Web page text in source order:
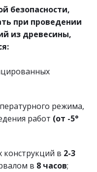
безопасности,
при проведении
из древесины,
режима,
работ (от -5°
в 2-3
в 8 часов;